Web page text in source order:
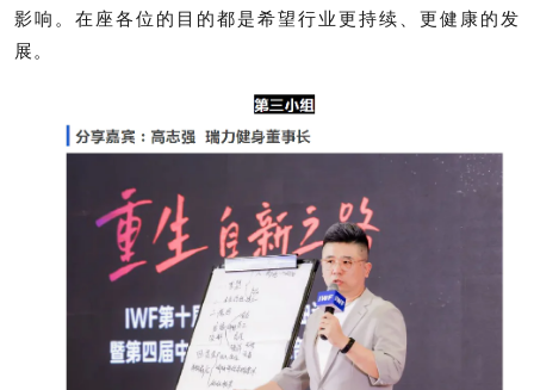
影响。在座各位的目的都是希望行业更持续、更健康的发
展。